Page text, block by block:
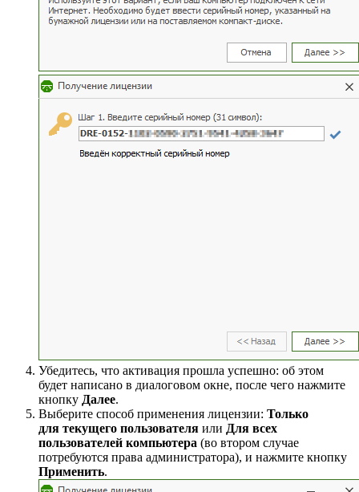
Убедитесь, что активация прошла успешно: об этом
будет написано в диалоговом окне, после чего нажмите
кнопку Далее.
Выберите способ применения лицензии: Только
для текущего пользователя или Для всех
пользователей компьютера (во втором случае
потребуются права администратора), и нажмите кнопку
Применить.